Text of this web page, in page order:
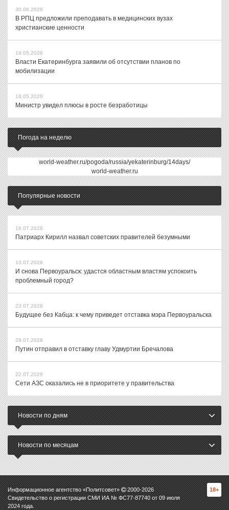
30.06.2026
В РПЦ предложили преподавать в медицинских вузах
христианские ценности
19.05.2026
Власти Екатеринбурга заявили об отсутствии планов по
мобилизации
18.05.2026
Министр увидел плюсы в росте безработицы
Погода на неделю
world-weather.ru/pogoda/russia/yekaterinburg/14days/
world-weather.ru
Популярные новости
16.07.2026
Патриарх Кирилл назвал советских правителей безумными
10.07.2026
И снова Первоуральск: удастся областным властям успокоить
проблемный город?
23.07.2026
Будущее без Кабца: к чему приведет отставка мэра Первоуральска
29.07.2026
Путин отправил в отставку главу Удмуртии Бречалова
22.07.2026
Сети АЗС оказались не в приоритете у правительства
Новости по дням
Новости по месяцам
Информационное агентство «Политсовет» 2000-2026
Свидетельство о регистрации СМИ ИА № ФС77-87740 от 09 июля
2024 года.
18+